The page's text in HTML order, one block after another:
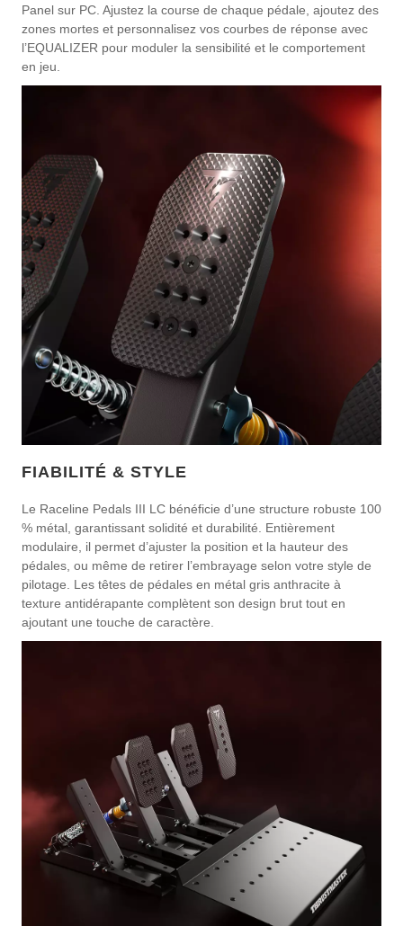
Panel sur PC. Ajustez la course de chaque pédale, ajoutez des
zones mortes et personnalisez vos courbes de réponse avec
l’EQUALIZER pour moduler la sensibilité et le comportement
en jeu.
FIABILITÉ & STYLE
Le Raceline Pedals III LC bénéficie d’une structure robuste 100
% métal, garantissant solidité et durabilité. Entièrement
modulaire, il permet d’ajuster la position et la hauteur des
pédales, ou même de retirer l’embrayage selon votre style de
pilotage. Les têtes de pédales en métal gris anthracite à
texture antidérapante complètent son design brut tout en
ajoutant une touche de caractère.